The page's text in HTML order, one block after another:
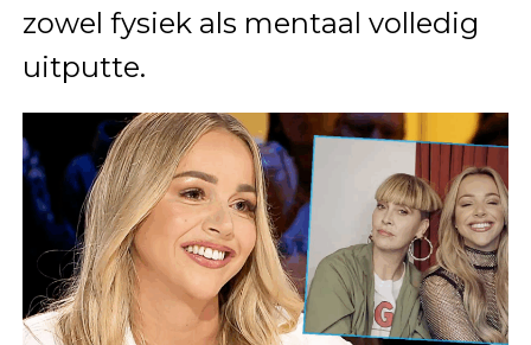
zowel fysiek als mentaal volledig
uitputte.